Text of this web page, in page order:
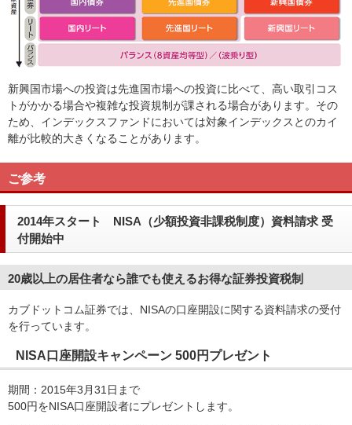
新興国市場への投資は先進国市場への投資に比べて、高い取引コス
トがかかる場合や複雑な投資規制が課される場合があります。その
ため、インデックスファンドにおいては対象インデックスとのカイ
離が比較的大きくなることがあります。
ご参考
2014年スタート NISA（少額投資非課税制度）資料請求 受
付開始中
20歳以上の居住者なら誰でも使えるお得な証券投資税制
カブドットコム証券では、NISAの口座開設に関する資料請求の受付
を行っています。
NISA口座開設キャンペーン 500円プレゼント
期間：2015年3月31日まで
500円をNISA口座開設者にプレゼントします。